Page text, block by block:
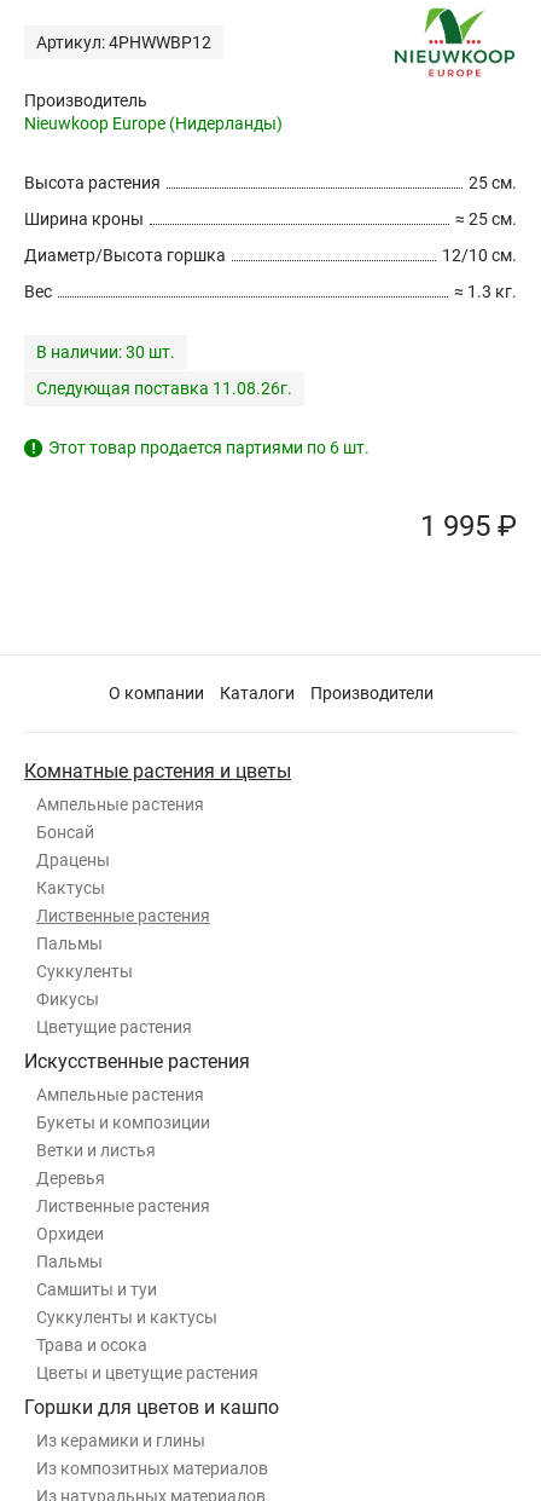
Артикул: 4PHWWBP12
Производитель
Nieuwkoop Europe (Нидерланды)
25 см.
Высота растения
≈ 25 см.
Ширина кроны
12/10 см.
Диаметр/Высота горшка
≈ 1.3 кг.
Вес
В наличии:30 шт.
Следующая поставка 11.08.26г.
! Этот товар продается партиями по 6 шт.
1 995 ₽
О компании Каталоги Производители
Комнатные растения и цветы
Ампельные растения
Бонсай
Драцены
Кактусы
Лиственные растения
Пальмы
Суккуленты
Фикусы
Цветущие растения
Искусственные растения
Ампельные растения
Букеты и композиции
Ветки и листья
Деревья
Лиственные растения
Орхидеи
Пальмы
Самшиты и туи
Суккуленты и кактусы
Трава и осока
Цветы и цветущие растения
Горшки для цветов и кашпо
Из керамики и глины
Из композитных материалов
Из натуральных материалов